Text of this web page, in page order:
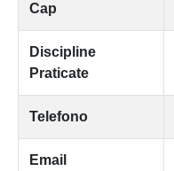
Cap
Discipline
Praticate
Telefono
Email